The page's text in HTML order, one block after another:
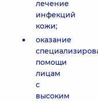
лечение
инфекций
кожи;
оказание
помощи
лицам
с
высоким